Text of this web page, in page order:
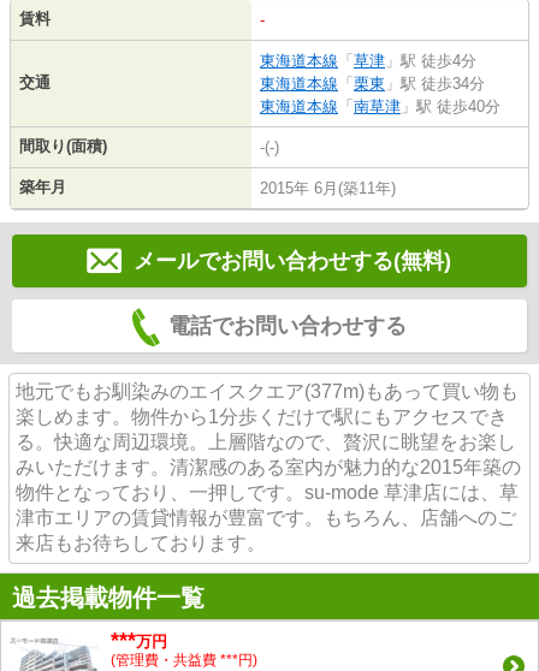
賃料 -
交通
東海道本線 「 草津 」駅 徒歩4分
東海道本線 「 栗東 」駅 徒歩34分
東海道本線 「 南草津 」駅 徒歩40分
間取り(面積) -(-)
築年月 2015年 6月(築11年)
メールでお問い合わせする(無料)
電話でお問い合わせする
地元でもお馴染みのエイスクエア(377m)もあって買い物も
楽しめます。物件から1分歩くだけで駅にもアクセスでき
る。快適な周辺環境。上層階なので、贅沢に眺望をお楽し
みいただけます。清潔感のある室内が魅力的な2015年築の
物件となっており、一押しです。su-mode 草津店には、草
津市エリアの賃貸情報が豊富です。もちろん、店舗へのご
来店もお待ちしております。
過去掲載物件一覧
***万円
(管理費・共益費 ***円)